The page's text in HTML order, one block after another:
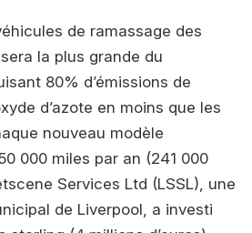
de ramassage des
la plus grande du
80% d’émissions de
d’azote en moins que les
nouveau modèle
000 miles par an (241 000
Services Ltd (LSSL), une
de Liverpool, a investi